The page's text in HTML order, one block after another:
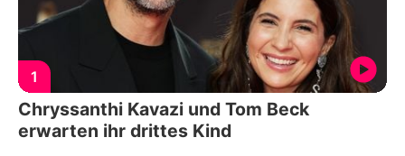
1
Chryssanthi Kavazi und Tom Beck
erwarten ihr drittes Kind